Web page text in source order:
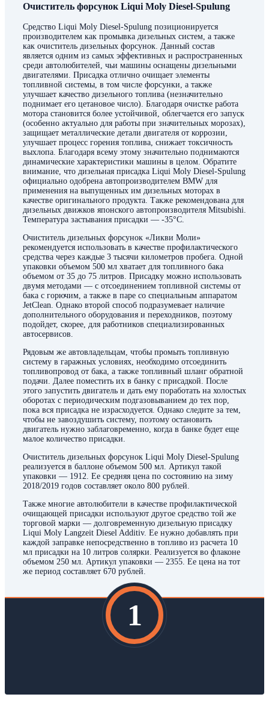
Очиститель форсунок Liqui Moly Diesel-Spulung
Средство Liqui Moly Diesel-Spulung позиционируется
производителем как промывка дизельных систем, а также
как очиститель дизельных форсунок. Данный состав
является одним из самых эффективных и распространенных
среди автолюбителей, чьи машины оснащены дизельными
двигателями. Присадка отлично очищает элементы
топливной системы, в том числе форсунки, а также
улучшает качество дизельного топлива (незначительно
поднимает его цетановое число). Благодаря очистке работа
мотора становится более устойчивой, облегчается его запуск
(особенно актуально для работы при значительных морозах),
защищает металлические детали двигателя от коррозии,
улучшает процесс горения топлива, снижает токсичность
выхлопа. Благодаря всему этому значительно поднимаются
динамические характеристики машины в целом. Обратите
внимание, что дизельная присадка Liqui Moly Diesel-Spulung
официально одобрена автопроизводителем BMW для
применения на выпущенных им дизельных моторах в
качестве оригинального продукта. Также рекомендована для
дизельных движков японского автопроизводителя Mitsubishi.
Температура застывания присадки — -35°C.
Очиститель дизельных форсунок «Ликви Моли»
рекомендуется использовать в качестве профилактического
средства через каждые 3 тысячи километров пробега. Одной
упаковки объемом 500 мл хватает для топливного бака
объемом от 35 до 75 литров. Присадку можно использовать
двумя методами — с отсоединением топливной системы от
бака с горючим, а также в паре со специальным аппаратом
JetClean. Однако второй способ подразумевает наличие
дополнительного оборудования и переходников, поэтому
подойдет, скорее, для работников специализированных
автосервисов.
Рядовым же автовладельцам, чтобы промыть топливную
систему в гаражных условиях, необходимо отсоединить
топливопровод от бака, а также топливный шланг обратной
подачи. Далее поместить их в банку с присадкой. После
этого запустить двигатель и дать ему поработать на холостых
оборотах с периодическим подгазовыванием до тех пор,
пока вся присадка не израсходуется. Однако следите за тем,
чтобы не завоздушить систему, поэтому остановить
двигатель нужно заблаговременно, когда в банке будет еще
малое количество присадки.
Очиститель дизельных форсунок Liqui Moly Diesel-Spulung
реализуется в баллоне объемом 500 мл. Артикул такой
упаковки — 1912. Ее средняя цена по состоянию на зиму
2018/2019 годов составляет около 800 рублей.
Также многие автолюбители в качестве профилактической
очищающей присадки используют другое средство той же
торговой марки — долговременную дизельную присадку
Liqui Moly Langzeit Diesel Additiv. Ее нужно добавлять при
каждой заправке непосредственно в топливо из расчета 10
мл присадки на 10 литров солярки. Реализуется во флаконе
объемом 250 мл. Артикул упаковки — 2355. Ее цена на тот
же период составляет 670 рублей.
1